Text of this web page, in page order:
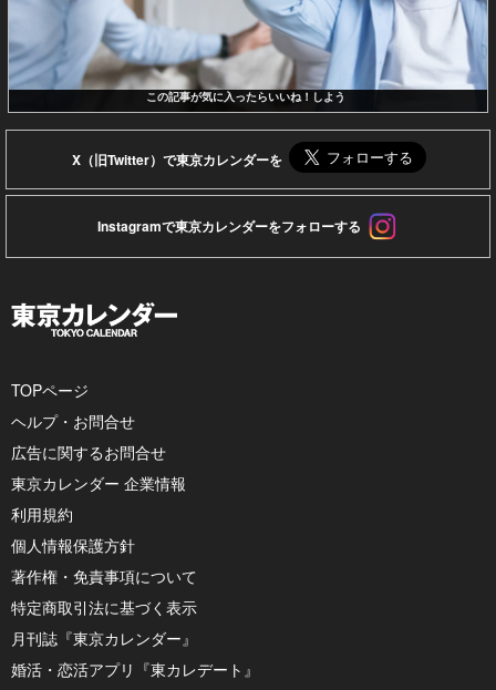
この記事が気に入ったらいいね！しよう
X（旧Twitter）で東京カレンダーを
Instagramで東京カレンダーをフォローする
TOPページ
ヘルプ・お問合せ
広告に関するお問合せ
東京カレンダー 企業情報
利用規約
個人情報保護方針
著作権・免責事項について
特定商取引法に基づく表示
月刊誌『東京カレンダー』
婚活・恋活アプリ『東カレデート』